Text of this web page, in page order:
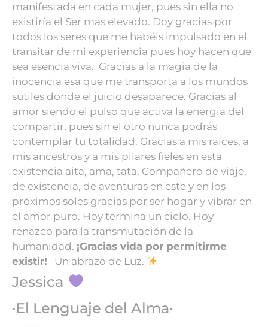
manifestada en cada mujer, pues sin ella no
existiría el Ser mas elevado. Doy gracias por
todos los seres que me habéis impulsado en el
transitar de mi experiencia pues hoy hacen que
sea esencia viva. Gracias a la magia de la
inocencia esa que me transporta a los mundos
sutiles donde el juicio desaparece. Gracias al
amor siendo el pulso que activa la energía del
compartir, pues sin el otro nunca podrás
contemplar tu totalidad. Gracias a mis raíces, a
mis ancestros y a mis pilares fieles en esta
existencia aita, ama, tata. Compañero de viaje,
de existencia, de aventuras en este y en los
próximos soles gracias por ser hogar y vibrar en
el amor puro. Hoy termina un ciclo. Hoy
renazco para la transmutación de la
humanidad. ¡Gracias vida por permitirme
existir!
Un abrazo de Luz.
Jessica
·El Lenguaje del Alma·